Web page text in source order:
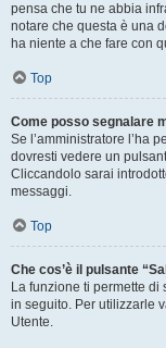
pensa che tu ne abbia
notare che questa è una
ha niente a che fare con
Top
Come posso segnalare
Se l’amministratore l’ha
dovresti vedere un
Cliccandolo sarai
messaggi.
Top
Che cos’è il pulsante
La funzione ti permette
in seguito. Per utilizzarle
Utente.